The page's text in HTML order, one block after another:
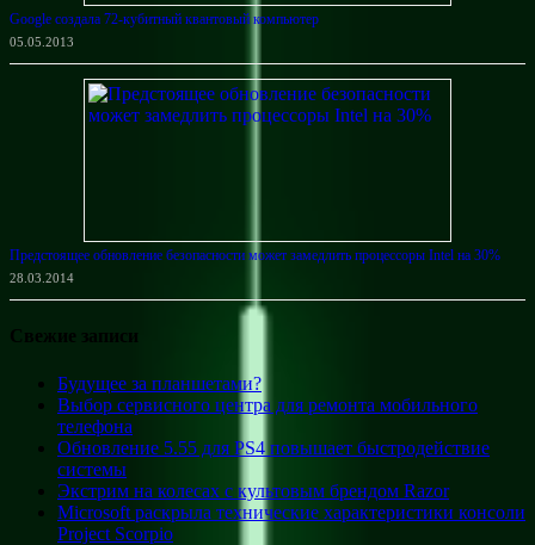
Google создала 72-кубитный квантовый компьютер
05.05.2013
Предстоящее обновление безопасности может замедлить процессоры Intel на 30%
28.03.2014
Свежие записи
Будущее за планшетами?
Выбор сервисного центра для ремонта мобильного
телефона
Обновление 5.55 для PS4 повышает быстродействие
системы
Экстрим на колесах с культовым брендом Razor
Microsoft раскрыла технические характеристики консоли
Project Scorpio